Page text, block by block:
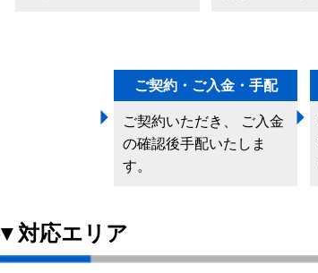
ご契約・ご入金・手配
ご契約いただき、 ご入金
の確認後手配いたしま
す。
▼対応エリア